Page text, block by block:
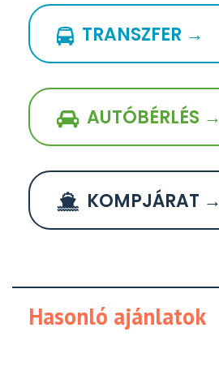
TRANSZFER →
AUTÓBÉRLÉS →
KOMPJÁRAT →
Hasonló ajánlatok